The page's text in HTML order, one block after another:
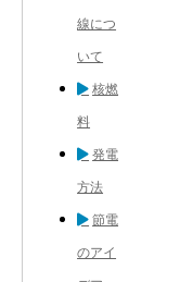
線につ
いて
核燃
料
発電
方法
節電
のアイ